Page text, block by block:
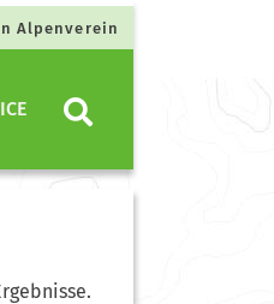
Alpenverein